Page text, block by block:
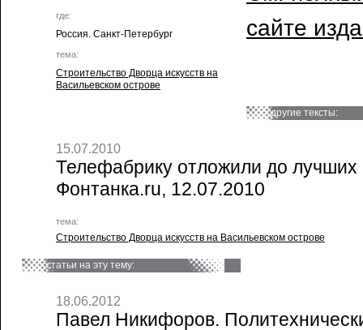
где:
Россия. Санкт-Петербург
тема:
Строительство Дворца искусств на
Васильевском острове
сайте
другие тексты:
15.07.2010
Телефабрику отложили до лучших
Фонтанка.ru, 12.07.2010
тема:
Строительство Дворца искусств на Васильевском острове
статьи на эту тему:
18.06.2012
Павел Никифоров.